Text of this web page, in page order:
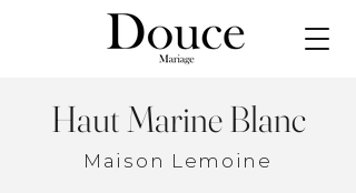
Haut Marine Blanc
Maison Lemoine